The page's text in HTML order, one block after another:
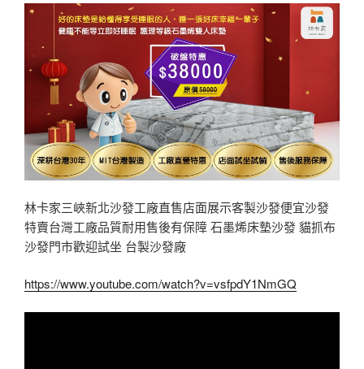
林卡家三峽新北沙發工廠直售店面展示客製沙發便宜沙發
特賣台灣工廠品質耐用售後有保障 石墨烯床墊沙發 貓抓布
沙發門市歡迎試坐 台製沙發廠
https://www.youtube.com/watch?v=vsfpdY1NmGQ